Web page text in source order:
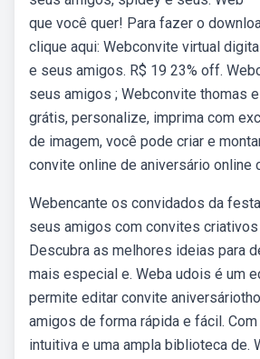
que você quer! Para fazer o
clique aqui: Webconvite virtual
e seus amigos. R$ 19 23% off.
seus amigos ; Webconvite thomas
grátis, personalize, imprima com
de imagem, você pode criar e
convite online de aniversário online
Webencante os convidados da
seus amigos com convites
Descubra as melhores ideias para
mais especial e. Weba udois é um
permite editar convite
amigos de forma rápida e fácil.
intuitiva e uma ampla biblioteca de.